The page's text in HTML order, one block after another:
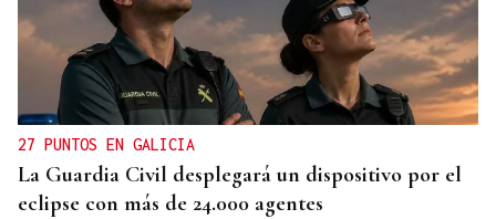
27 PUNTOS EN GALICIA
La Guardia Civil desplegará un dispositivo por el
eclipse con más de 24.000 agentes